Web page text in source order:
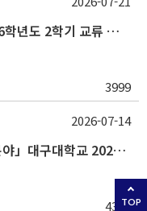
「에너지신산업 혁신융합대학」2026학년도 2학기 교류 수학 안내 (한양대)
3999
「혁신융합대학사업 차세대반도체 분야」대구대학교 2026-2학기 교류수학 안내
4352
2026-07-14
TOP